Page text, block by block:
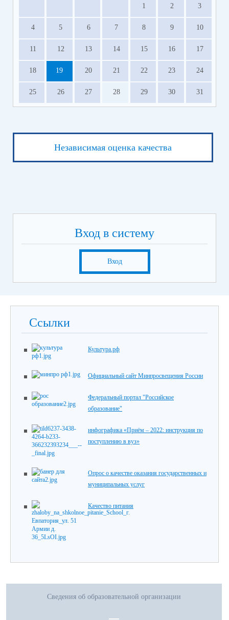
1 2 3
4 5 6 7 8 9 10
11 12 13 14 15 16 17
18 19 20 21 22 23 24
25 26 27 28 29 30 31
Независимая оценка качества
Вход в систему
Вход
Ссылки
Культура.рф
Официальный сайт Минпросвещения России
Федеральный портал "Российское
образование"
инфографика «Приём – 2022: инструкция по
поступлению в вуз»
Опрос о качестве оказания государственных и
муниципальных услуг
Качество питания
Сведения об образовательной организации